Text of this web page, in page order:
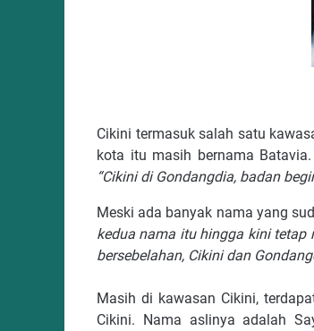
Cikini termasuk salah satu
kota itu masih bernama
“Cikini di Gondangdia, badan
Meski ada banyak nama yang
kedua nama itu hingga kini tetap
bersebelahan, Cikini dan
Masih di kawasan Cikini,
Cikini. Nama aslinya adalah